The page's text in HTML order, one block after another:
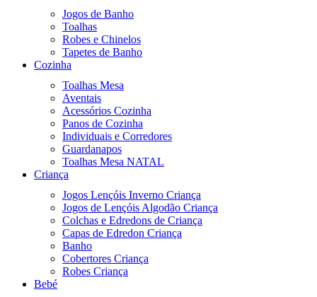
Jogos de Banho
Toalhas
Robes e Chinelos
Tapetes de Banho
Cozinha
Toalhas Mesa
Aventais
Acessórios Cozinha
Panos de Cozinha
Individuais e Corredores
Guardanapos
Toalhas Mesa NATAL
Criança
Jogos Lençóis Inverno Criança
Jogos de Lençóis Algodão Criança
Colchas e Edredons de Criança
Capas de Edredon Criança
Banho
Cobertores Criança
Robes Criança
Bebé